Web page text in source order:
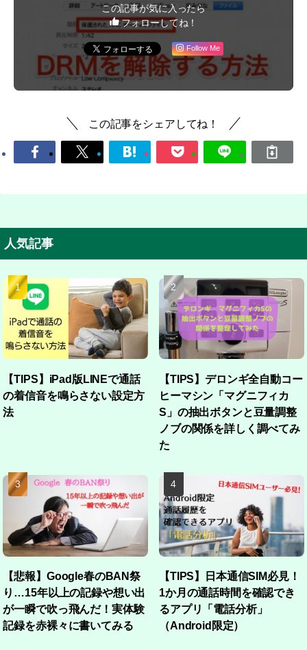
この記事が気に入ったら
フォローしてね！
Follow Me
この記事をシェアしてね！
人気記事
【TIPS】iPad版LINEで通話
の着信音を鳴らさない設定方
法
【TIPS】デロンギ全自動コー
ヒーマシン「マグニフィカ
S」の抽出ボタンと豆量調整
ノブの関係を詳しく調べてみ
た
【悲報】Google春のBAN祭
り…15年以上の記録や想い出
が一瞬で吹っ飛んだ！実体験
記録を赤裸々に書いてみる
【TIPS】日本通信SIM必見！
1か月の通話時間を確認でき
るアプリ「電話分析」
（Android限定）